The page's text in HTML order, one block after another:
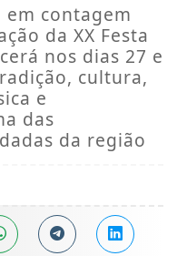
contagem
da XX Festa
nos dias 27 e
cultura,
e
das
da região